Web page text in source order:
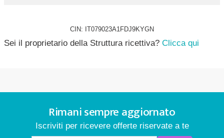
CIN: IT079023A1FDJ9KYGN
Sei il proprietario della Struttura ricettiva? Clicca qui
Rimani sempre aggiornato
Iscriviti per ricevere offerte riservate a te